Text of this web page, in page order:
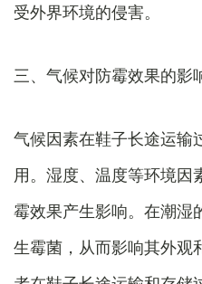
受外界环境的侵害。
三、气候对防霉效果的影
气候因素在鞋子长途运输
用。湿度、温度等环境因
霉效果产生影响。在潮湿
生霉菌，从而影响其外观